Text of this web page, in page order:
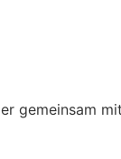
gemeinsam